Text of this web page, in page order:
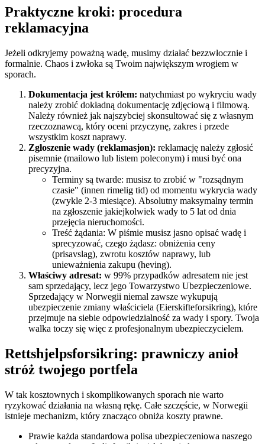
Praktyczne kroki: procedura
reklamacyjna
Jeżeli odkryjemy poważną wadę, musimy działać bezzwłocznie i
formalnie. Chaos i zwłoka są Twoim największym wrogiem w
sporach.
Dokumentacja jest królem: natychmiast po wykryciu wady
należy zrobić dokładną dokumentację zdjęciową i filmową.
Należy również jak najszybciej skonsultować się z własnym
rzeczoznawcą, który oceni przyczynę, zakres i przede
wszystkim koszt naprawy.
Zgłoszenie wady (reklamasjon): reklamację należy zgłosić
pisemnie (mailowo lub listem poleconym) i musi być ona
precyzyjna.
Terminy są twarde: musisz to zrobić w "rozsądnym
czasie" (innen rimelig tid) od momentu wykrycia wady
(zwykle 2-3 miesiące). Absolutny maksymalny termin
na zgłoszenie jakiejkolwiek wady to 5 lat od dnia
przejęcia nieruchomości.
Treść żądania: W piśmie musisz jasno opisać wadę i
sprecyzować, czego żądasz: obniżenia ceny
(prisavslag), zwrotu kosztów naprawy, lub
unieważnienia zakupu (heving).
Właściwy adresat: w 99% przypadków adresatem nie jest
sam sprzedający, lecz jego Towarzystwo Ubezpieczeniowe.
Sprzedający w Norwegii niemal zawsze wykupują
ubezpieczenie zmiany właściciela (Eierskifteforsikring), które
przejmuje na siebie odpowiedzialność za wady i spory. Twoja
walka toczy się więc z profesjonalnym ubezpieczycielem.
Rettshjelpsforsikring: prawniczy anioł
stróż twojego portfela
W tak kosztownych i skomplikowanych sporach nie warto
ryzykować działania na własną rękę. Całe szczęście, w Norwegii
istnieje mechanizm, który znacząco obniża koszty prawne.
Prawie każda standardowa polisa ubezpieczeniowa naszego